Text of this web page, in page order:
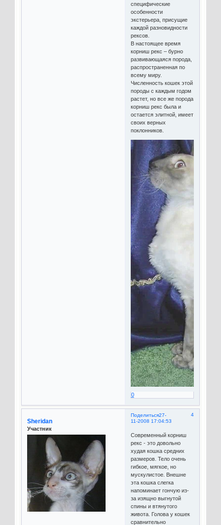
специфические
особенности
экстерьера, присущие
каждой разновидности
рексов.
В настоящее время
корниш рекс – бурно
развивающаяся порода,
распространенная по
всему миру.
Численность кошек этой
породы с каждым годом
растет, но все же порода
корниш рекс была и
остается элитной, имеет
своих верных
поклонников.
0
Поделиться 4
27-
11-2008 17:04:53
Sheridan
Участник
Современный корниш
рекс - это довольно
худая кошка средних
размеров. Тело очень
гибкое, мягкое, но
мускулистое. Внешне
эта кошка слегка
напоминает гончую из-
за изящно выгнутой
спины и втянутого
живота. Голова у кошек
сравнительно